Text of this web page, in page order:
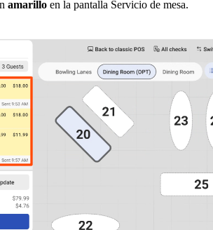
amarillo en la pantalla Servicio de mesa.